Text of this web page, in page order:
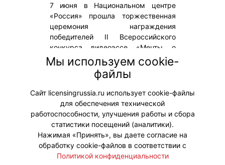
7 июня в Национальном центре
«Россия» прошла торжественная
церемония награждения
победителей II Всероссийского
конкурса видеоэссе «Мечты о
будущем», партнером которого
выступила анимационная компания
«ЯРКО» (входит в «Газпром-Медиа
Холдинг»).
#ПродвижениеБренда
Мы используем cookie-
файлы
Сайт licensingrussia.ru использует cookie-файлы
для обеспечения технической
работоспособности, улучшения работы и сбора
статистики посещений (аналитики).
Нажимая «Принять», вы даете согласие на
обработку cookie-файлов в соответствии с
Политикой конфиденциальности